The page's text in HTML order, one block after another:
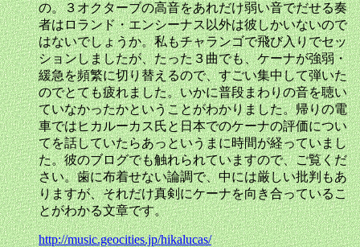
の。３オクターブの高音をあれだけ弱い音でだせる奏
者はロランド・エンシーナス以外は彼しかいないので
はないでしょうか。私もチャランゴで飛び入りでセッ
ションしましたが、たった３曲でも、ケーナが強弱・
緩急を頻繁に切り替えるので、すごい集中して弾いた
のでとても疲れました。いかに普段まわりの音を聴い
ていなかったかということがわかりました。帰りの電
車ではヒカルーカス氏と日本でのケーナの評価につい
てを話していたらあっというまに時間が経っていまし
た。彼のブログでも触れられていますので、ご覧くだ
さい。歯に布着せない論調で、中には厳しい批判もあ
りますが、それだけ真剣にケーナを向き合っているこ
とがわかる文章です。
http://music.geocities.jp/hikalucas/